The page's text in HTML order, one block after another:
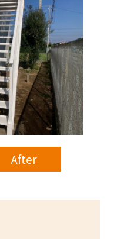
After